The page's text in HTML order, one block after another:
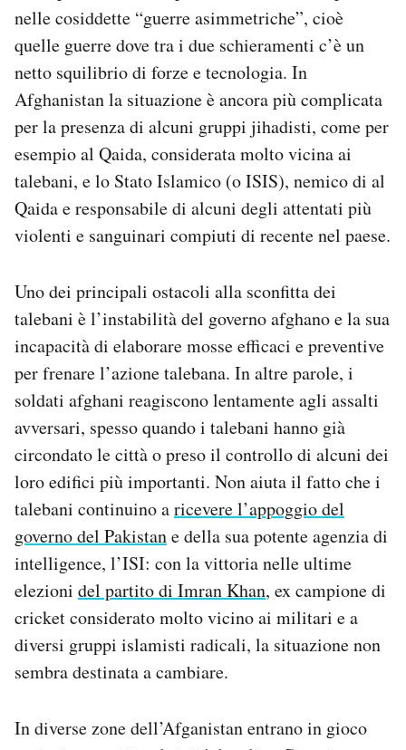
nelle cosiddette “guerre asimmetriche”, cioè
quelle guerre dove tra i due schieramenti c’è un
netto squilibrio di forze e tecnologia. In
Afghanistan la situazione è ancora più complicata
per la presenza di alcuni gruppi jihadisti, come per
esempio al Qaida, considerata molto vicina ai
talebani, e lo Stato Islamico (o ISIS), nemico di al
Qaida e responsabile di alcuni degli attentati più
violenti e sanguinari compiuti di recente nel paese.
Uno dei principali ostacoli alla sconfitta dei
talebani è l’instabilità del governo afghano e la sua
incapacità di elaborare mosse efficaci e preventive
per frenare l’azione talebana. In altre parole, i
soldati afghani reagiscono lentamente agli assalti
avversari, spesso quando i talebani hanno già
circondato le città o preso il controllo di alcuni dei
loro edifici più importanti. Non aiuta il fatto che i
talebani continuino aricevere l’appoggio del
governo del Pakistane della sua potente agenzia di
intelligence, l’ISI: con la vittoria nelle ultime
elezioni del partito di Imran Khan, ex campione di
cricket considerato molto vicino ai militari e a
diversi gruppi islamisti radicali, la situazione non
sembra destinata a cambiare.
In diverse zone dell’Afganistan entrano in gioco